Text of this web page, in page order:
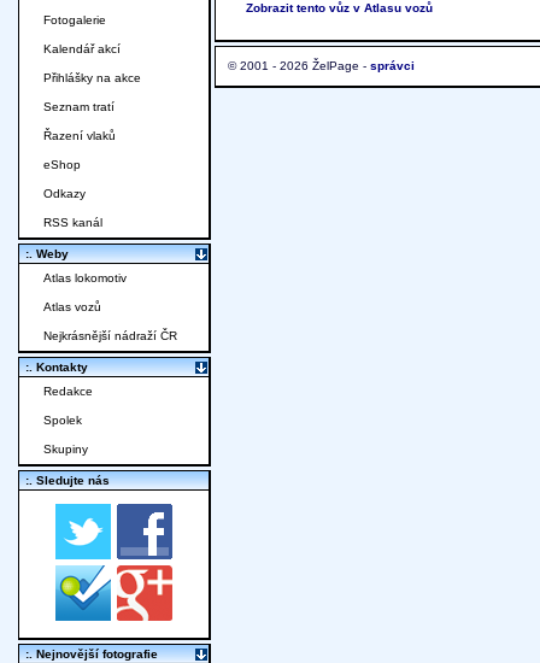
Zobrazit tento vůz v Atlasu vozů
© 2001 - 2026 ŽelPage - správci
Fotogalerie
Kalendář akcí
Přihlášky na akce
Seznam tratí
Řazení vlaků
eShop
Odkazy
RSS kanál
:. Weby
Atlas lokomotiv
Atlas vozů
Nejkrásnější nádraží ČR
:. Kontakty
Redakce
Spolek
Skupiny
:. Sledujte nás
:. Nejnovější fotografie